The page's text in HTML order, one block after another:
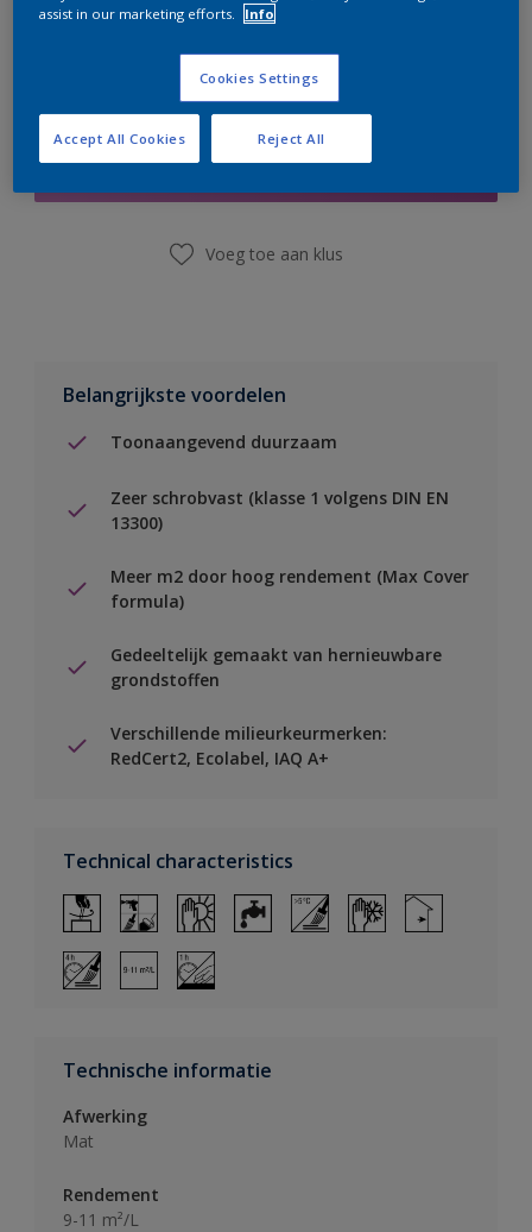
Boodschappenlijst
Voeg toe aan klus
Belangrijkste voordelen
Toonaangevend duurzaam
Zeer schrobvast (klasse 1 volgens DIN EN
13300)
Meer m2 door hoog rendement (Max Cover
formula)
Gedeeltelijk gemaakt van hernieuwbare
grondstoffen
Verschillende milieurkeurmerken:
RedCert2, Ecolabel, IAQ A+
Technical characteristics
Technische informatie
Afwerking
Mat
Rendement
9-11 m²/L
assist in our marketing efforts.
Info
Cookies Settings
Reject All
Accept All Cookies